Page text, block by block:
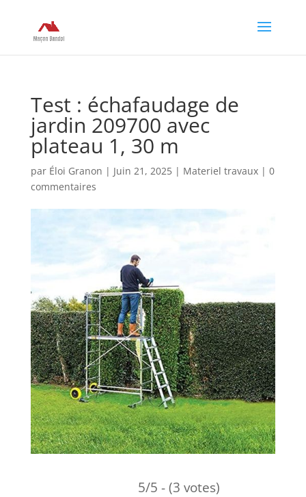
Test : échafaudage de
jardin 209700 avec
plateau 1, 30 m
par Éloi Granon | Juin 21, 2025| Materiel travaux| 0
commentaires
5/5 - (3 votes)